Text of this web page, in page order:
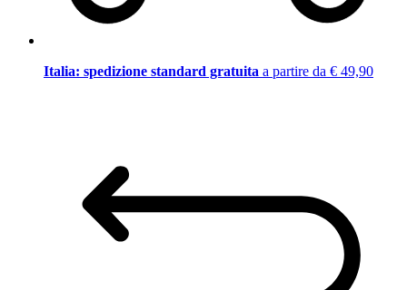
Italia: spedizione standard gratuita a partire da € 49,90